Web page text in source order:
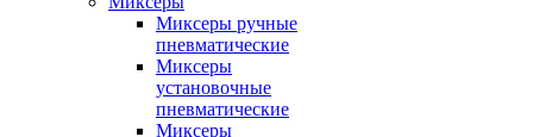
Миксеры ручные
пневматические
Миксеры
установочные
пневматические
Миксеры